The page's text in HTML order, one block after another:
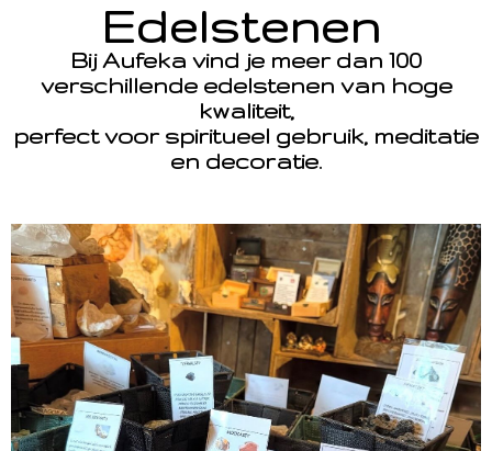
Edelstenen
Bij Aufeka vind je meer dan 100
verschillende edelstenen van hoge
kwaliteit,
perfect voor spiritueel gebruik, meditatie
en decoratie.